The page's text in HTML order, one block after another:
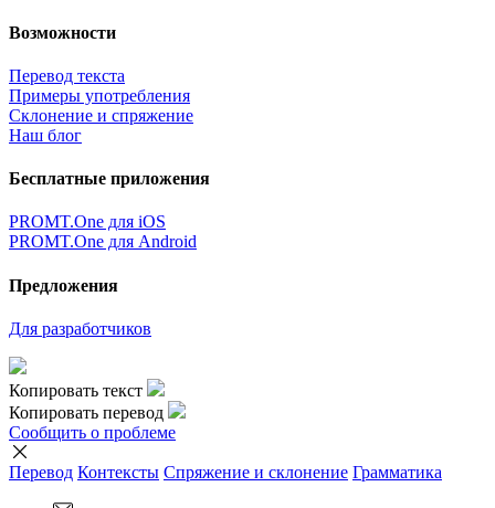
Возможности
Перевод текста
Примеры употребления
Склонение и спряжение
Наш блог
Бесплатные приложения
PROMT.One для iOS
PROMT.One для Android
Предложения
Для разработчиков
Копировать текст
Копировать перевод
Сообщить о проблеме
Перевод Контексты Спряжение и склонение Грамматика